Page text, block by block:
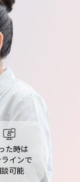
た​時は​
インで​
可能